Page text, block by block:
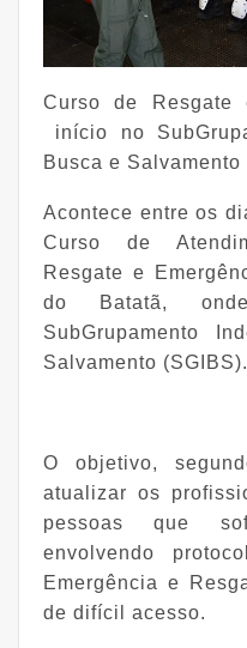
Curso de Resgate
início no
Busca e Salvamento
Acontece entre os
Curso de
Resgate e
do Batatã,
SubGrupamento
Salvamento (SGIBS).
O objetivo,
atualizar os
pessoas que
envolvendo
Emergência e
de difícil acesso.